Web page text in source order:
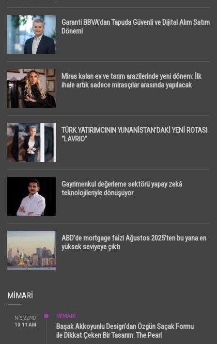
Garanti BBVA’dan Tapuda Güvenli ve Dijital Alım Satım
Dönemi
Miras kalan ev ve tarım arazilerinde yeni dönem: İlk
ihale artık sadece mirasçılar arasında yapılacak
TÜRK YATIRIMCININ YUNANİSTAN’DAKİ YENİ ROTASI
“LAVRIO”
Gayrimenkul değerleme sektörü yapay zekâ
teknolojileriyle dönüşüyor
ABD’de mortgage faizi Ağustos 2025’ten bu yana en
yüksek seviyeye çıktı
MIMARI
NIS 22ND
10:11 AM
MİMARİ
Başak Akkoyunlu Design’dan Özgün Saçak Formu
ile Dikkat Çeken Bir Tasarım: The Pearl